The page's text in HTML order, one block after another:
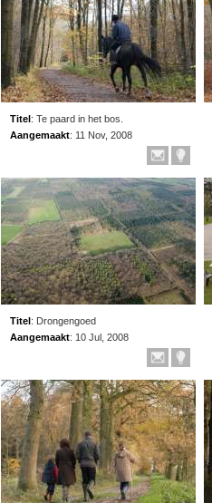
Titel: Te paard in het bos.
Aangemaakt: 11 Nov, 2008
Titel: Drongengoed
Aangemaakt: 10 Jul, 2008